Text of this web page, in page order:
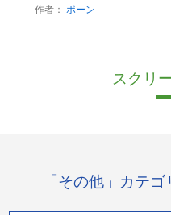
作者： ポーン
スクリ
「その他」カテ